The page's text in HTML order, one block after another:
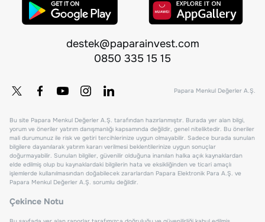
destek@paparainvest.com
0850 335 15 15
Papara Menkul Değerler A.Ş.
Bu site Papara Menkul Değerler A.Ş. tarafından hazırlanmıştır. Burada yer alan bilgi,
yorum ve öneriler yatırım danışmanlığı kapsamında değildir, genel niteliktedir. Bu öneriler
mali durumunuz ile risk ve getiri tercihlerinize uygun olmayabilir. Sadece burada sunulan
bilgilere dayanılarak yatırım kararı verilmesi beklentilerinize uygun sonuçlar
doğurmayabilir. Sunulan bilgiler, güvenilir olduğuna inanılan halka açık kaynaklardan
elde edilmiş olup bu kaynaklardaki bilgilerin hata ve eksikliğinden ve ticari amaçlı
işlemlerde kullanılmasından doğabilecek zararlardan Papara Elektronik Para A.Ş. ve
Papara Menkul Değerler A.Ş. sorumlu değildir.
Çekince Notu